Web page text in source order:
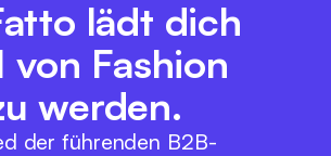
lädt dich
von Fashion
werden.
der führenden B2B-